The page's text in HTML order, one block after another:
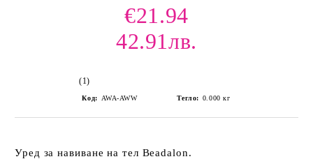
€21.94
42.91лв.
(1)
Код: AWA-AWW Тегло: 0.000 кг
Уред за навиване на тел Beadalon.